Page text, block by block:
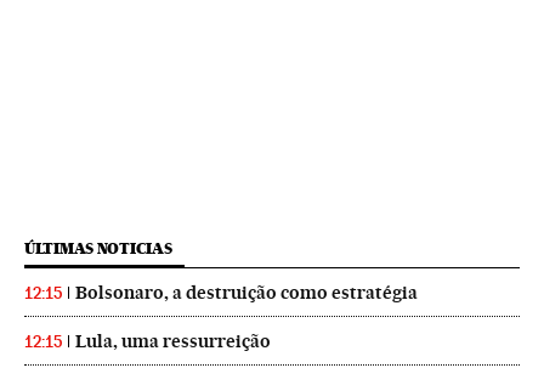
ÚLTIMAS NOTICIAS
12:15 Bolsonaro, a destruição como estratégia
12:15 Lula, uma ressurreição